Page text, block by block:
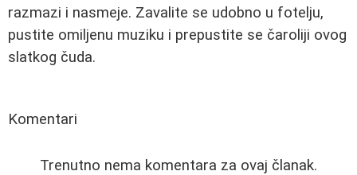
razmazi i nasmeje. Zavalite se udobno u fotelju,
pustite omiljenu muziku i prepustite se čaroliji ovog
slatkog čuda.
Komentari
Trenutno nema komentara za ovaj članak.